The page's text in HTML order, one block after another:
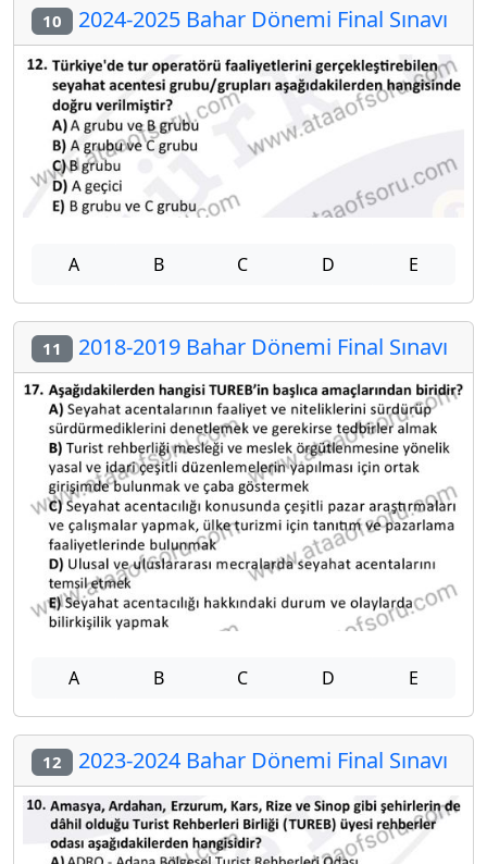
10 2024-2025 Bahar Dönemi Final Sınavı
A B C D E
11 2018-2019 Bahar Dönemi Final Sınavı
A B C D E
12 2023-2024 Bahar Dönemi Final Sınavı